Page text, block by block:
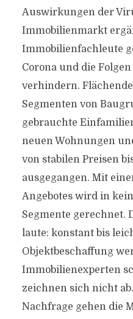
Auswirkungen der
Immobilienmarkt
Immobilienfachleute
Corona und die
verhindern.
Segmenten von
gebrauchte
neuen Wohnungen
von stabilen Preisen
ausgegangen. Mit
Angebotes wird in
Segmente gerechnet.
laute: konstant bis
Objektbeschaffung
Immobilienexperten
zeichnen sich nicht
Nachfrage gehen die